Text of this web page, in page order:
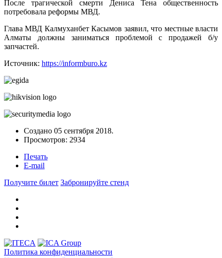
После трагической смерти Дениса Тена общественность
потребовала реформы МВД.
Глава МВД Калмуханбет Касымов заявил, что местные власти
Алматы должны заниматься проблемой с продажей б/у
запчастей.
Источник: https://informburo.kz
Создано 05 сентября 2018.
Просмотров: 2934
Печать
E-mail
Получите билет Забронируйте стенд
Политика конфиденциальности